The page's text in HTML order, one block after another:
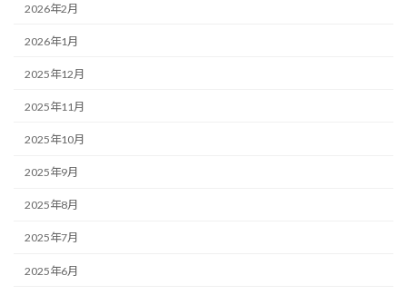
2026年2月
2026年1月
2025年12月
2025年11月
2025年10月
2025年9月
2025年8月
2025年7月
2025年6月